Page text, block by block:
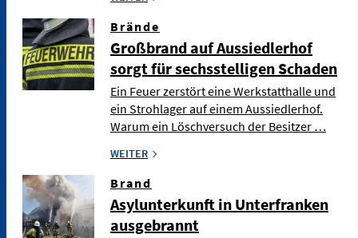
Brände
Großbrand auf Aussiedlerhof
sorgt für sechsstelligen Schaden
Ein Feuer zerstört eine Werkstatthalle und
ein Strohlager auf einem Aussiedlerhof.
Warum ein Löschversuch der Besitzer …
WEITER
Brand
Asylunterkunft in Unterfranken
ausgebrannt